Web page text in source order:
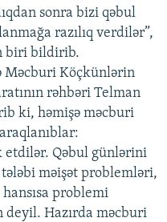
sonra bizi qəbul
razılıq verdilər”,
biri bildirib.
Məcburi Köçkünlərin
rəhbəri Telman
ki, həmişə məcburi
etdilər. Qəbul günlərini
məişət problemləri,
problemi
Hazırda məcburi